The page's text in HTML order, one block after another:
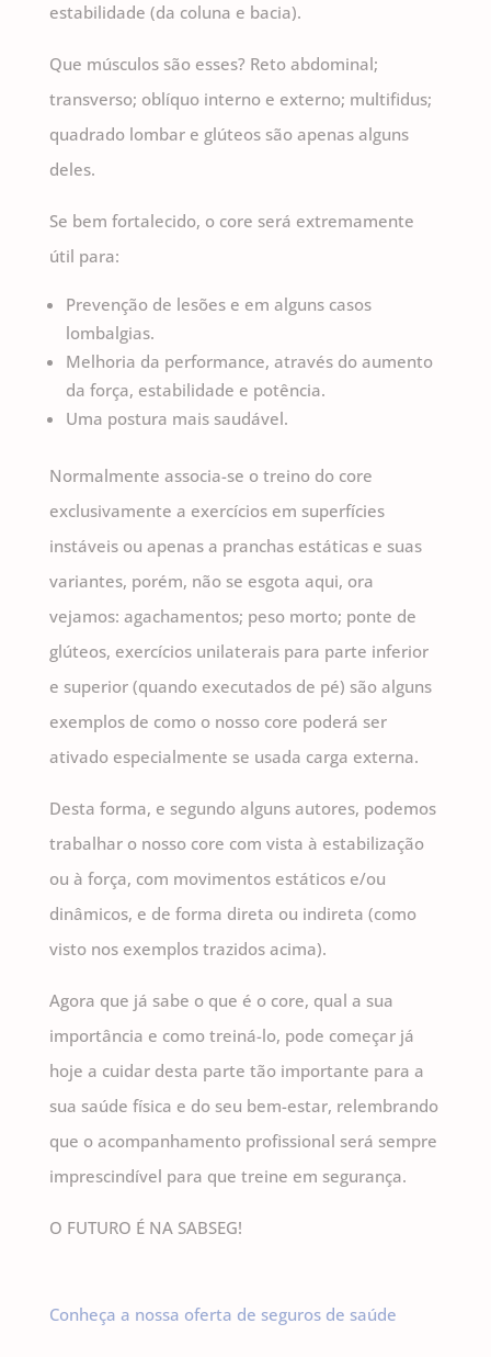
estabilidade (da coluna e bacia).
Que músculos são esses? Reto abdominal;
transverso; oblíquo interno e externo; multifidus;
quadrado lombar e glúteos são apenas alguns
deles.
Se bem fortalecido, o core será extremamente
útil para:
Prevenção de lesões e em alguns casos
lombalgias.
Melhoria da performance, através do aumento
da força, estabilidade e potência.
Uma postura mais saudável.
Normalmente associa-se o treino do core
exclusivamente a exercícios em superfícies
instáveis ou apenas a pranchas estáticas e suas
variantes, porém, não se esgota aqui, ora
vejamos: agachamentos; peso morto; ponte de
glúteos, exercícios unilaterais para parte inferior
e superior (quando executados de pé) são alguns
exemplos de como o nosso core poderá ser
ativado especialmente se usada carga externa.
Desta forma, e segundo alguns autores, podemos
trabalhar o nosso core com vista à estabilização
ou à força, com movimentos estáticos e/ou
dinâmicos, e de forma direta ou indireta (como
visto nos exemplos trazidos acima).
Agora que já sabe o que é o core, qual a sua
importância e como treiná-lo, pode começar já
hoje a cuidar desta parte tão importante para a
sua saúde física e do seu bem-estar, relembrando
que o acompanhamento profissional será sempre
imprescindível para que treine em segurança.
O FUTURO É NA SABSEG!
Conheça a nossa oferta de seguros de saúde